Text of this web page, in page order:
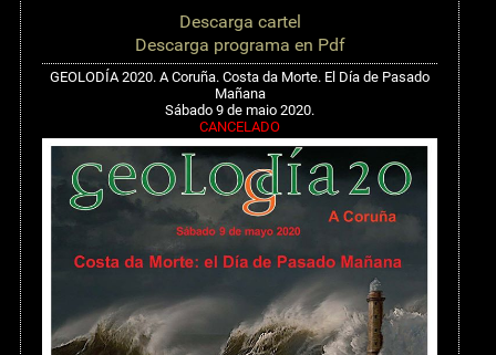
Descarga cartel
Descarga programa en Pdf
GEOLODÍA 2020. A Coruña. Costa da Morte. El Día de Pasado
Mañana
Sábado 9 de maio 2020.
CANCELADO